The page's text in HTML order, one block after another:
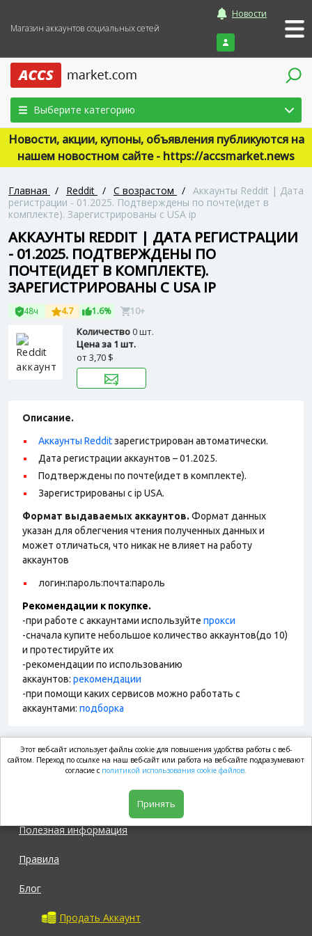
Магазин аккаунтов социальных сетей
Новости
Войти
Выберите категорию
Новости, акции, купоны, объявления публикуются на
нашем новостном сайте - https://accsmarket.news
Главная / Reddit / С возрастом / Аккаунты Reddit | Дата
регистрации - 01.2025. Подтверждены по почте(идет в
комплекте). Зарегистрированы с USA ip
АККАУНТЫ REDDIT | ДАТА РЕГИСТРАЦИИ
- 01.2025. ПОДТВЕРЖДЕНЫ ПО
ПОЧТЕ(ИДЕТ В КОМПЛЕКТЕ).
ЗАРЕГИСТРИРОВАНЫ С USA IP
48ч 4.7 1.6% 10+
Количество0 шт.
Цена за 1 шт.
от3,70 $
Описание.
Аккаунты Redditзарегистрирован автоматически.
Дата регистрации аккаунтов – 01.2025.
Подтверждены по почте(идет в комплекте).
Зарегистрированы с ip USA.
Формат выдаваемых аккаунтов. Формат данных
указан для облегчения чтения полученных данных и
может отличаться, что никак не влияет на работу
аккаунтов
логин:пароль:почта:пароль
Рекомендации к покупке.
-при работе с аккаунтами используйте прокси
-сначала купите небольшое количество аккаунтов(до 10)
и протестируйте их
-рекомендации по использованию
аккаунтов: рекомендации
-при помощи каких сервисов можно работать с
аккаунтами: подборка
market.com
Полезная информация
Правила
Блог
Продать Аккаунт
Этот веб-сайт использует файлы cookie для повышения удобства работы с веб-
сайтом. Переход по ссылке на наш веб-сайт или работа на веб-сайте подразумевают
согласие с политикой использования cookie файлов.
Принять